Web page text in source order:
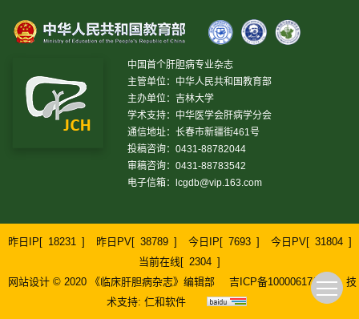
中国首个肝胆病专业杂志
主管单位：中华人民共和国教育部
主办单位：吉林大学
学术支持：中华医学会肝病学分会
通信地址：长春市新疆街461号
投稿咨询：0431-88782044
审稿咨询：0431-88783542
电子信箱：
lcgdb@vip.163.com
昨日IP[ 18231 ] 昨日PV[ 38789 ] 今日IP[ 7693 ] 今日PV[ 31804 ]
当前在线[ 2304 ]
网站设计 © 2020 《临床肝胆病杂志》编辑部
吉ICP备10000617号-1
技
术支持: 仁和软件